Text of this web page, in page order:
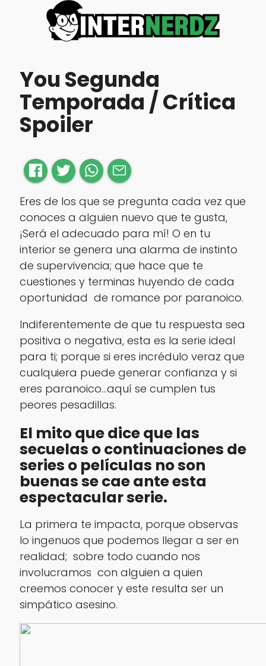
You Segunda
Temporada / Crítica
Spoiler
Eres de los que se pregunta cada vez que
conoces a alguien nuevo que te gusta,
¡Será el adecuado para mí! O en tu
interior se genera una alarma de instinto
de supervivencia; que hace que te
cuestiones y terminas huyendo de cada
oportunidad de romance por paranoico.
Indiferentemente de que tu respuesta sea
positiva o negativa, esta es la serie ideal
para ti; porque si eres incrédulo veraz que
cualquiera puede generar confianza y si
eres paranoico…aquí se cumplen tus
peores pesadillas.
El mito que dice que las
secuelas o continuaciones de
series o películas no son
buenas se cae ante esta
espectacular serie.
La primera te impacta, porque observas
lo ingenuos que podemos llegar a ser en
realidad; sobre todo cuando nos
involucramos con alguien a quien
creemos conocer y este resulta ser un
simpático asesino.